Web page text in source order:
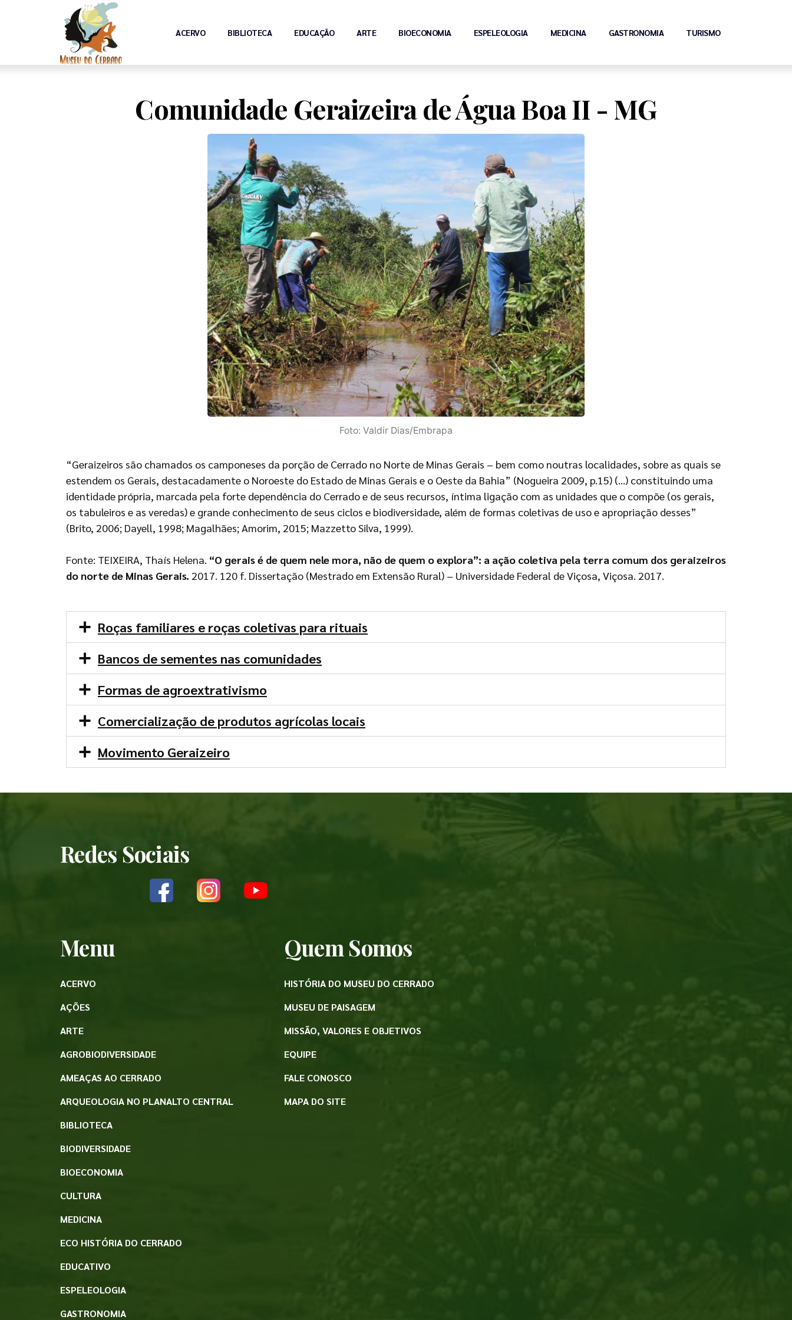
ACERVO BIBLIOTECA EDUCAÇÃO ARTE BIOECONOMIA ESPELEOLOGIA MEDICINA GASTRONOMIA TURISMO
Comunidade Geraizeira de Água Boa II - MG
Foto: Valdir Dias/Embrapa
“Geraizeiros são chamados os camponeses da porção de Cerrado no Norte de Minas Gerais – bem como noutras localidades, sobre as quais se
estendem os Gerais, destacadamente o Noroeste do Estado de Minas Gerais e o Oeste da Bahia” (Nogueira 2009, p.15) (…) constituindo uma
identidade própria, marcada pela forte dependência do Cerrado e de seus recursos, íntima ligação com as unidades que o compõe (os gerais,
os tabuleiros e as veredas) e grande conhecimento de seus ciclos e biodiversidade, além de formas coletivas de uso e apropriação desses”
(Brito, 2006; Dayell, 1998; Magalhães; Amorim, 2015; Mazzetto Silva, 1999).
Fonte: TEIXEIRA, Thaís Helena. “O gerais é de quem nele mora, não de quem o explora”: a ação coletiva pela terra comum dos geraizeiros
do norte de Minas Gerais. 2017. 120 f. Dissertação (Mestrado em Extensão Rural) – Universidade Federal de Viçosa, Viçosa. 2017.
Roças familiares e roças coletivas para rituais
Bancos de sementes nas comunidades
Formas de agroextrativismo
Comercialização de produtos agrícolas locais
Movimento Geraizeiro
Redes Sociais
Menu
ACERVO
AÇÕES
ARTE
AGROBIODIVERSIDADE
AMEAÇAS AO CERRADO
ARQUEOLOGIA NO PLANALTO CENTRAL
BIBLIOTECA
BIODIVERSIDADE
BIOECONOMIA
CULTURA
MEDICINA
ECO HISTÓRIA DO CERRADO
EDUCATIVO
ESPELEOLOGIA
GASTRONOMIA
Quem Somos
HISTÓRIA DO MUSEU DO CERRADO
MUSEU DE PAISAGEM
MISSÃO, VALORES E OBJETIVOS
EQUIPE
FALE CONOSCO
MAPA DO SITE